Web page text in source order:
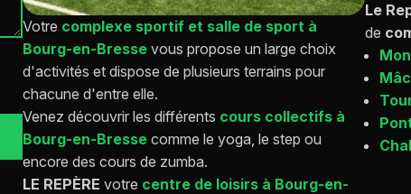
Votre complexe sportif et salle de sport à
Bourg-en-Bresse vous propose un large choix
d'activités et dispose de plusieurs terrains pour
chacune d'entre elle.
Venez découvrir les différents cours collectifs à
Bourg-en-Bresse comme le yoga, le step ou
encore des cours de zumba.
LE REPÈRE votre centre de loisirs à Bourg-en-
Le
de